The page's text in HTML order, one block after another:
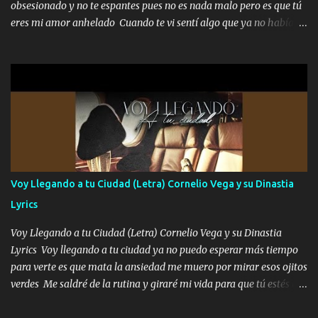
menos la pensaron le volamos todo el coco" Letra original de
www.elnorteduro.com "Mi familia es lo primero mis hijos cua...
obsesionado y no te espantes pues no es nada malo pero es que tú
eres mi amor anhelado Cuando te vi sentí algo que ya no había
cariño de mi alma Que pa febrero vendré frente a ti con mis
preguntas y digas que sí hacernos novios y verte feliz y muy
contenta como yo por ti Música Pregúntame qué es lo que me
enamora pa describirte unas cuantas horas también pregunta que
quiero contigo que seas dichosa al estar conmigo Y ya borracho
contéstame la llamada pa dedicarte unas bonitas palabras así
borracho me animo a decirte todo y puedo describirlo mucho que
me encantes Decirte que me siento muy feliz y emocionado por
tenerte aquí espero que quiera...
Voy Llegando a tu Ciudad (Letra) Cornelio Vega y su Dinastia
Lyrics
Voy Llegando a tu Ciudad (Letra) Cornelio Vega y su Dinastia
Lyrics Voy llegando a tu ciudad ya no puedo esperar más tiempo
para verte es que mata la ansiedad me muero por mirar esos ojitos
verdes Me saldré de la rutina y giraré mi vida para que tú estés en